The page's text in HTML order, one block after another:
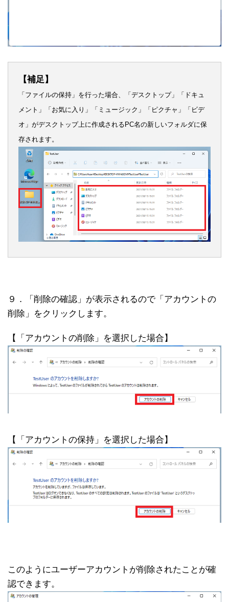
【補足】
「ファイルの保持」を行った場合、「デスクトップ」「ドキュ
メント」「お気に入り」「ミュージック」「ピクチャ」「ビデ
オ」がデスクトップ上に作成されるPC名の新しいフォルダに保
存されます。
９．「削除の確認」が表示されるので「アカウントの
削除」をクリックします。
【「アカウントの削除」を選択した場合】
【「アカウントの保持」を選択した場合】
このようにユーザーアカウントが削除されたことが確
認できます。